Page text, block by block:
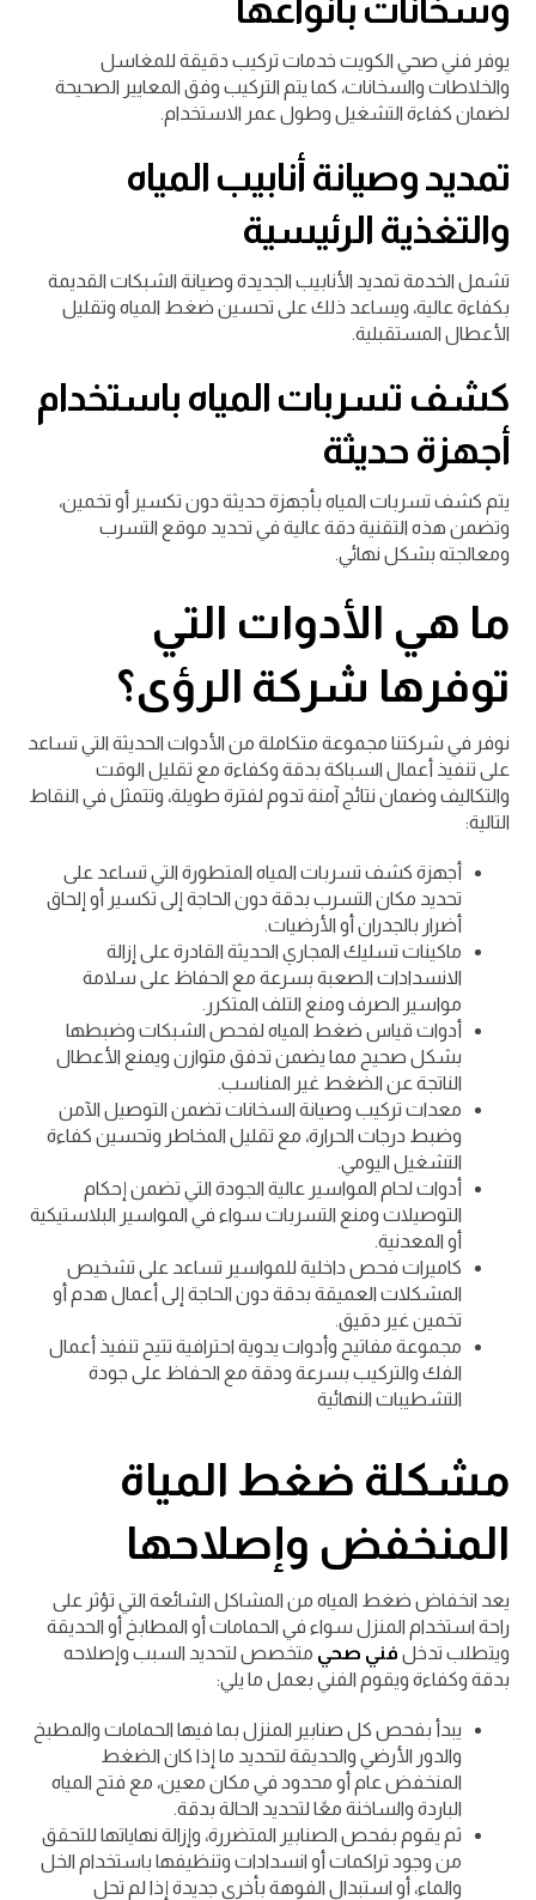
وسخانات بأنواعها
يوفر فني صحي الكويت خدمات تركيب دقيقة للمغاسل
والخلاطات والسخانات، كما يتم التركيب وفق المعايير الصحيحة
لضمان كفاءة التشغيل وطول عمر الاستخدام.
تمديد وصيانة أنابيب المياه
والتغذية الرئيسية
تشمل الخدمة تمديد الأنابيب الجديدة وصيانة الشبكات القديمة
بكفاءة عالية، ويساعد ذلك على تحسين ضغط المياه وتقليل
الأعطال المستقبلية.
كشف تسربات المياه باستخدام
أجهزة حديثة
يتم كشف تسربات المياه بأجهزة حديثة دون تكسير أو تخمين،
وتضمن هذه التقنية دقة عالية في تحديد موقع التسرب
ومعالجته بشكل نهائي.
ما هي الأدوات التي
توفرها شركة الرؤى؟
نوفر في شركتنا مجموعة متكاملة من الأدوات الحديثة التي تساعد
على تنفيذ أعمال السباكة بدقة وكفاءة مع تقليل الوقت
والتكاليف وضمان نتائج آمنة تدوم لفترة طويلة، وتتمثل في النقاط
التالية:
أجهزة كشف تسربات المياه المتطورة التي تساعد على
تحديد مكان التسرب بدقة دون الحاجة إلى تكسير أو إلحاق
أضرار بالجدران أو الأرضيات.
ماكينات تسليك المجاري الحديثة القادرة على إزالة
الانسدادات الصعبة بسرعة مع الحفاظ على سلامة
مواسير الصرف ومنع التلف المتكرر.
أدوات قياس ضغط المياه لفحص الشبكات وضبطها
بشكل صحيح مما يضمن تدفق متوازن ويمنع الأعطال
الناتجة عن الضغط غير المناسب.
معدات تركيب وصيانة السخانات تضمن التوصيل الآمن
وضبط درجات الحرارة، مع تقليل المخاطر وتحسين كفاءة
التشغيل اليومي.
أدوات لحام المواسير عالية الجودة التي تضمن إحكام
التوصيلات ومنع التسربات سواء في المواسير البلاستيكية
أو المعدنية.
كاميرات فحص داخلية للمواسير تساعد على تشخيص
المشكلات العميقة بدقة دون الحاجة إلى أعمال هدم أو
تخمين غير دقيق.
مجموعة مفاتيح وأدوات يدوية احترافية تتيح تنفيذ أعمال
الفك والتركيب بسرعة ودقة مع الحفاظ على جودة
التشطيبات النهائية
مشكلة ضغط المياة
المنخفض وإصلاحها
يعد انخفاض ضغط المياه من المشاكل الشائعة التي تؤثر على
راحة استخدام المنزل سواء في الحمامات أو المطابخ أو الحديقة
ويتطلب تدخل فني صحي متخصص لتحديد السبب وإصلاحه
بدقة وكفاءة ويقوم الفني بعمل ما يلي:
يبدأ بفحص كل صنابير المنزل بما فيها الحمامات والمطبخ
والدور الأرضي والحديقة لتحديد ما إذا كان الضغط
المنخفض عام أو محدود في مكان معين، مع فتح المياه
الباردة والساخنة معًا لتحديد الحالة بدقة.
ثم يقوم بفحص الصنابير المتضررة، وإزالة نهاياتها للتحقق
من وجود تراكمات أو انسدادات وتنظيفها باستخدام الخل
والماء، أو استبدال الفوهة بأخرى جديدة إذا لم تحل